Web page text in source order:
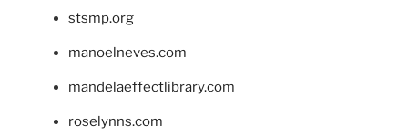
stsmp.org
manoelneves.com
mandelaeffectlibrary.com
roselynns.com